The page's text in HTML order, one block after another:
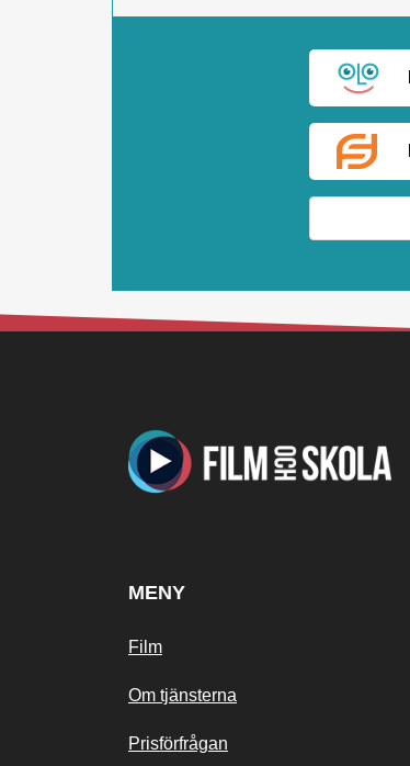
MENY
Film
Om tjänsterna
Prisförfrågan